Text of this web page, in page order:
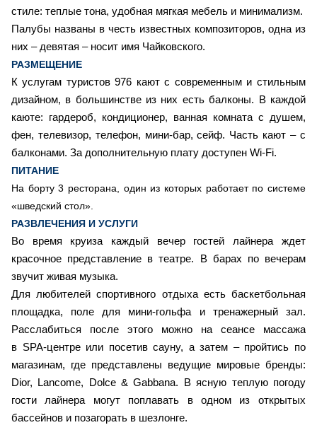
стиле: теплые тона, удобная мягкая мебель и минимализм.
Палубы названы в честь известных композиторов, одна из
них – девятая – носит имя Чайковского.
РАЗМЕЩЕНИЕ
К услугам туристов 976 кают с современным и стильным
дизайном, в большинстве из них есть балконы. В каждой
каюте: гардероб, кондиционер, ванная комната с душем,
фен, телевизор, телефон, мини-бар, сейф. Часть кают – с
балконами. За дополнительную плату доступен Wi-Fi.
ПИТАНИЕ
На борту 3 ресторана, один из которых работает по системе
«шведский стол».
РАЗВЛЕЧЕНИЯ И УСЛУГИ
Во время круиза каждый вечер гостей лайнера ждет
красочное представление в театре. В барах по вечерам
звучит живая музыка.
Для любителей спортивного отдыха есть баскетбольная
площадка, поле для мини-гольфа и тренажерный зал.
Расслабиться после этого можно на сеансе массажа
в SPA-центре или посетив сауну, а затем – пройтись по
магазинам, где представлены ведущие мировые бренды:
Dior, Lancome, Dolce & Gabbana. В ясную теплую погоду
гости лайнера могут поплавать в одном из открытых
бассейнов и позагорать в шезлонге.